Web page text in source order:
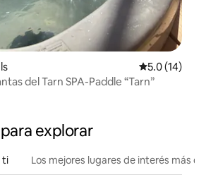
Calificación
5.0 (14)
del Tarn SPA-Paddle “Tarn”
explorar
ti Los mejores lugares de interés más